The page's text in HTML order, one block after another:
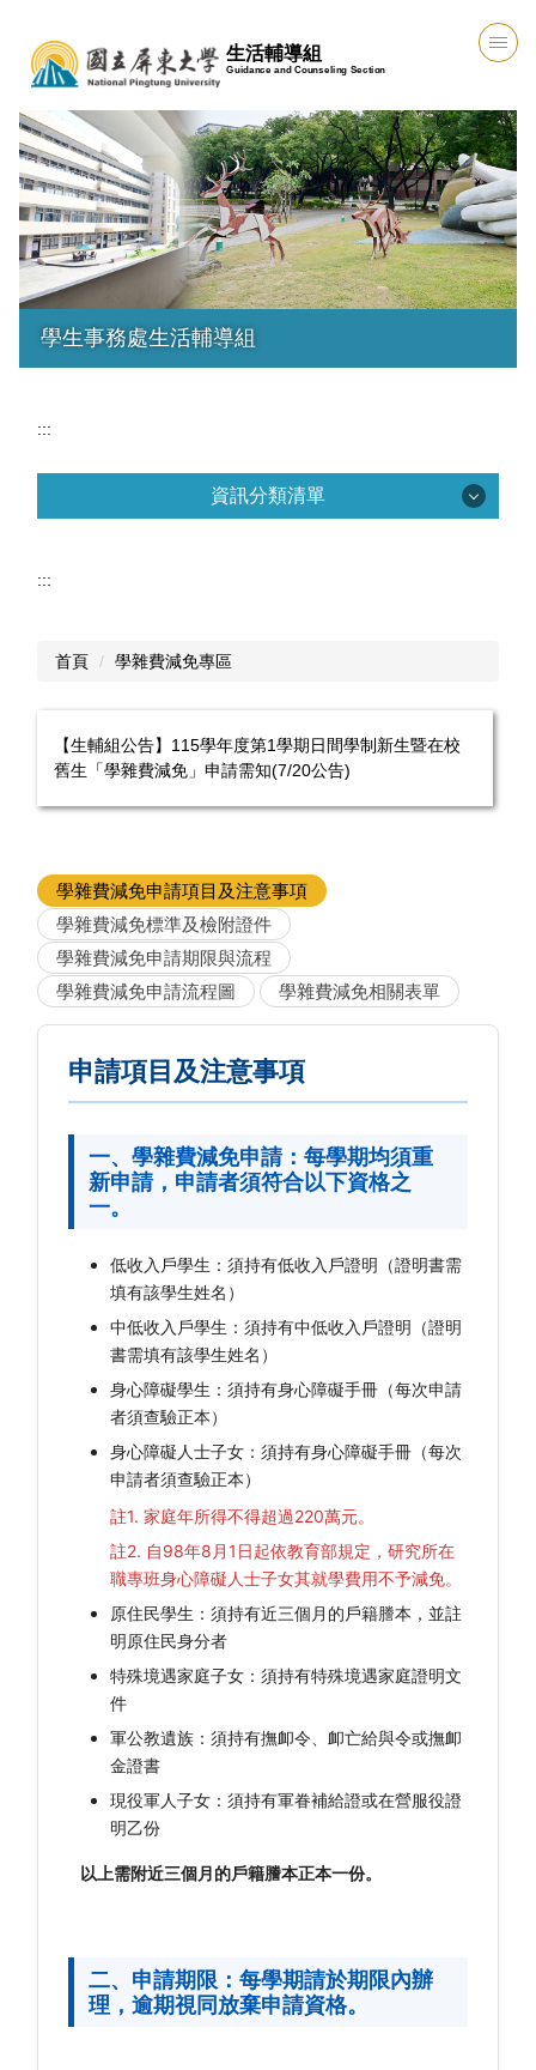
到
主
內
容
區
生活輔導組
Guidance and Counseling Section
學生事務處生活輔導組
:::
資訊分類清單
成員簡介
表單下載
校外賃居服務
學雜費減免專區
就學貸款專區
智慧財產權專區
反霸凌反詐騙宣導相關訊息
安定就學資訊網
學生團體保險
獎助學金
:::
首頁 學雜費減免專區
【生輔組公告】115學年度第1學期日間學制新生暨在校
舊生「學雜費減免」申請需知(7/20公告)
學雜費減免申請項目及注意事項
學雜費減免標準及檢附證件
學雜費減免申請期限與流程
學雜費減免申請流程圖
學雜費減免相關表單
申請項目及注意事項
一、學雜費減免申請：每學期均須重
新申請，申請者須符合以下資格之
一。
低收入戶學生：須持有低收入戶證明（證明書需
填有該學生姓名）
中低收入戶學生：須持有中低收入戶證明（證明
書需填有該學生姓名）
身心障礙學生：須持有身心障礙手冊（每次申請
者須查驗正本）
身心障礙人士子女：須持有身心障礙手冊（每次
申請者須查驗正本）
註1. 家庭年所得不得超過220萬元。
註2. 自98年8月1日起依教育部規定，研究所在
職專班身心障礙人士子女其就學費用不予減免。
原住民學生：須持有近三個月的戶籍謄本，並註
明原住民身分者
特殊境遇家庭子女：須持有特殊境遇家庭證明文
件
軍公教遺族：須持有撫卹令、卹亡給與令或撫卹
金證書
現役軍人子女：須持有軍眷補給證或在營服役證
明乙份
以上需附近三個月的戶籍謄本正本一份。
二、申請期限：每學期請於期限內辦
理，逾期視同放棄申請資格。